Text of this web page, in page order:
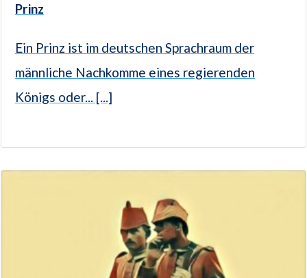
Prinz
Ein Prinz ist im deutschen Sprachraum der
männliche Nachkomme eines regierenden
Königs oder... [...]